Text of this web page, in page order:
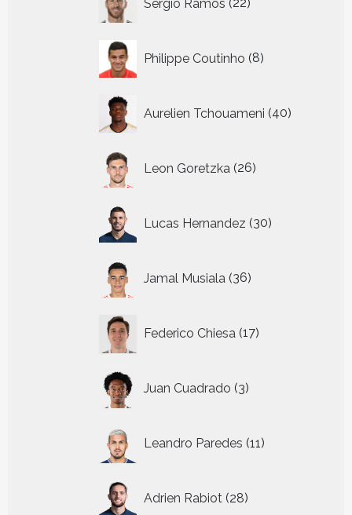
Sergio Ramos 22
producten
Philippe Coutinho 8
producten
Aurelien Tchouameni 40
producten
Leon Goretzka 26
producten
Lucas Hernandez 30
producten
Jamal Musiala 36
producten
Federico Chiesa 17
producten
Juan Cuadrado 3
producten
Leandro Paredes 11
producten
Adrien Rabiot 28
producten